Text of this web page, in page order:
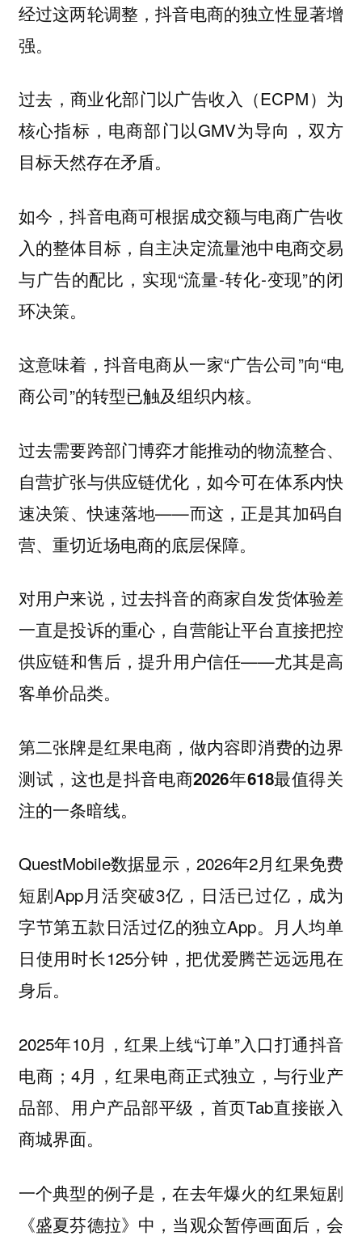
经过这两轮调整，抖音电商的独立性显著增
强。
过去，商业化部门以广告收入（ECPM）为
核心指标，电商部门以GMV为导向，双方
目标天然存在矛盾。
如今，抖音电商可根据成交额与电商广告收
入的整体目标，自主决定流量池中电商交易
与广告的配比，实现“流量-转化-变现”的闭
环决策。
这意味着，抖音电商从一家“广告公司”向“电
商公司”的转型已触及组织内核。
过去需要跨部门博弈才能推动的物流整合、
自营扩张与供应链优化，如今可在体系内快
速决策、快速落地——而这，正是其加码自
营、重切近场电商的底层保障。
对用户来说，过去抖音的商家自发货体验差
一直是投诉的重心，自营能让平台直接把控
供应链和售后，提升用户信任——尤其是高
客单价品类。
第二张牌是红果电商，做内容即消费的边界
测试，这也是抖音电商2026年618最值得关
注的一条暗线。
QuestMobile数据显示，2026年2月红果免费
短剧App月活突破3亿，日活已过亿，成为
字节第五款日活过亿的独立App。月人均单
日使用时长125分钟，把优爱腾芒远远甩在
身后。
2025年10月，红果上线“订单”入口打通抖音
电商；4月，红果电商正式独立，与行业产
品部、用户产品部平级，首页Tab直接嵌入
商城界面。
一个典型的例子是，在去年爆火的红果短剧
《盛夏芬德拉》中，当观众暂停画面后，会